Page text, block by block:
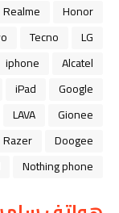
Honor
Realme
LG
Tecno
Alcatel
iphone
Google
iPad
Gionee
LAVA
Doogee
Razer
Nothing phone